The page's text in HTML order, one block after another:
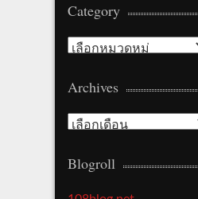
Category
Category
Archives
Archives
Blogroll